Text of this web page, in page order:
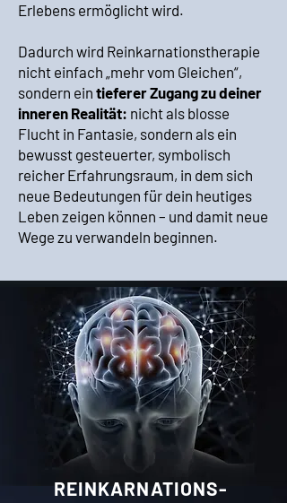
Erlebens ermöglicht wird.
Dadurch wird Reinkarnationstherapie
nicht einfach „mehr vom Gleichen“,
sondern ein tieferer Zugang zu deiner
inneren Realität: nicht als blosse
Flucht in Fantasie, sondern als ein
bewusst gesteuerter, symbolisch
reicher Erfahrungsraum, in dem sich
neue Bedeutungen für dein heutiges
Leben zeigen können – und damit neue
Wege zu verwandeln beginnen.
REINKARNATIONS-